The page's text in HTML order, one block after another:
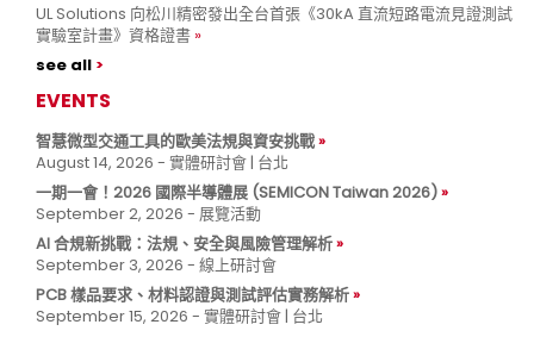
UL Solutions 向松川精密發出全台首張《30kA 直流短路電流見證測試
實驗室計畫》資格證書
see all
EVENTS
智慧微型交通工具的歐美法規與資安挑戰
August 14, 2026 - 實體研討會 | 台北
一期一會！2026 國際半導體展 (SEMICON Taiwan 2026)
September 2, 2026 - 展覽活動
AI 合規新挑戰：法規、安全與風險管理解析
September 3, 2026 - 線上研討會
PCB 樣品要求、材料認證與測試評估實務解析
September 15, 2026 - 實體研討會 | 台北